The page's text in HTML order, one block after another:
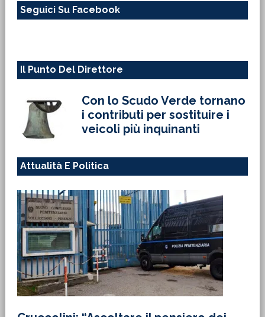
sito
Seguici Su Facebook
Il Punto Del Direttore
Con lo Scudo Verde tornano
i contributi per sostituire i
veicoli più inquinanti
Attualità E Politica